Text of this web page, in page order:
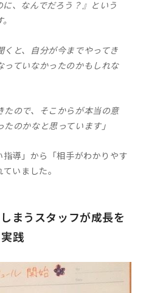
、なんでだろう？』という
くと、自分が今までやってき
っていなかったのかもしれな
たので、そこからが本当の意
のかなと思っています」
導」から「相手がわかりやす
いました。
まうスタッフが成長を
践